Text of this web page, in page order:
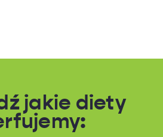
jakie diety